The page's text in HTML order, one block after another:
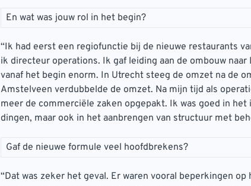
En wat was jouw rol in het begin?
“Ik had eerst een regiofunctie bij de nieuwe restaurants
ik directeur operations. Ik gaf leiding aan de ombouw naar
vanaf het begin enorm. In Utrecht steeg de omzet na de
Amstelveen verdubbelde de omzet. Na mijn tijd als
meer de commerciële zaken opgepakt. Ik was goed in
dingen, maar ook in het aanbrengen van structuur met
Gaf de nieuwe formule veel hoofdbrekens?
“Dat was zeker het geval. Er waren vooral beperkingen